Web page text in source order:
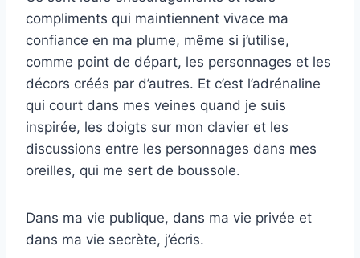
compliments qui maintiennent vivace ma
confiance en ma plume, même si j’utilise,
comme point de départ, les personnages et les
décors créés par d’autres. Et c’est l’adrénaline
qui court dans mes veines quand je suis
inspirée, les doigts sur mon clavier et les
discussions entre les personnages dans mes
oreilles, qui me sert de boussole.
Dans ma vie publique, dans ma vie privée et
dans ma vie secrète, j’écris.